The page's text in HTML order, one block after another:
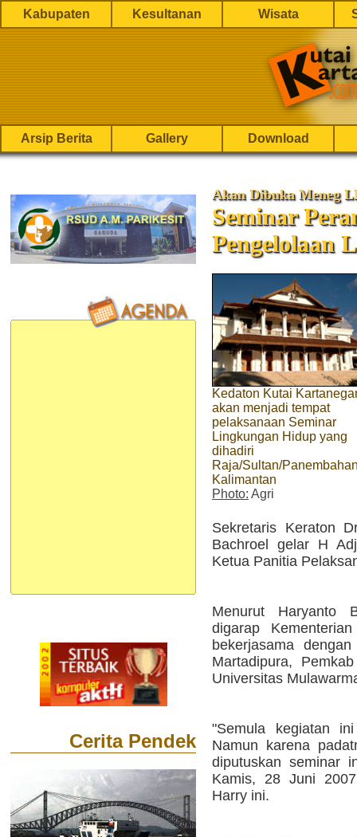
Kabupaten Kesultanan Wisata
Arsip Berita Gallery Download
Cerita Pendek
Akan Dibuka Meneg
Seminar
Pengelolaan
Kedaton Kutai
akan menjadi tempat
pelaksanaan Seminar
Lingkungan Hidup yang
dihadiri
Raja/Sultan/
Kalimantan
Photo: Agri
Sekretaris Keraton
Bachroel gelar H
Ketua Panitia
Menurut Haryanto
digarap
bekerjasama
Martadipura,
Universitas
"Semula kegiatan
Namun karena
diputuskan seminar
Kamis, 28 Juni
Harry ini.